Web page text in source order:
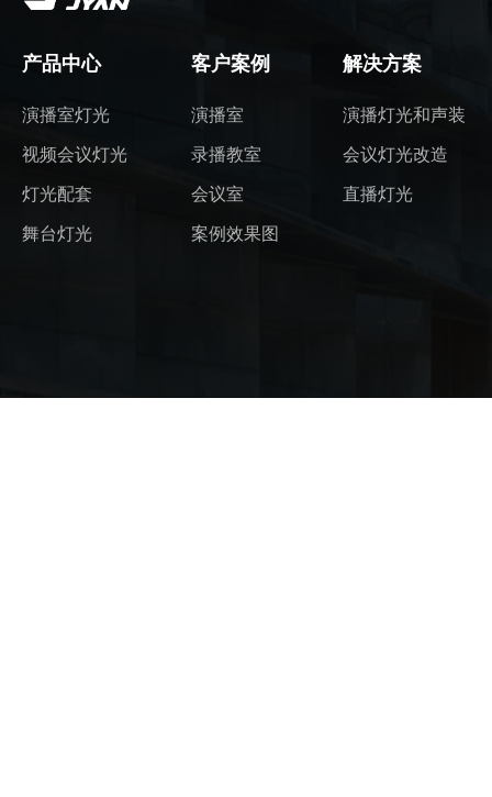
产品中心
演播室灯光
视频会议灯光
灯光配套
舞台灯光
客户案例
演播室
录播教室
会议室
案例效果图
解决方案
演播灯光和声装
会议灯光改造
直播灯光